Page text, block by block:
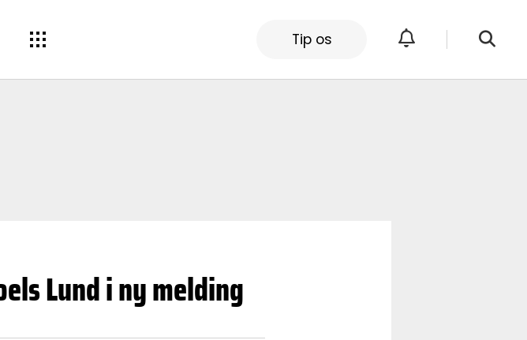
Tip os
Lund i ny melding